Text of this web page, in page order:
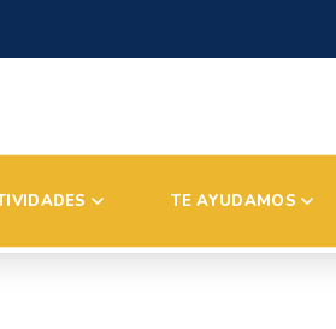
TE AYUDAMOS